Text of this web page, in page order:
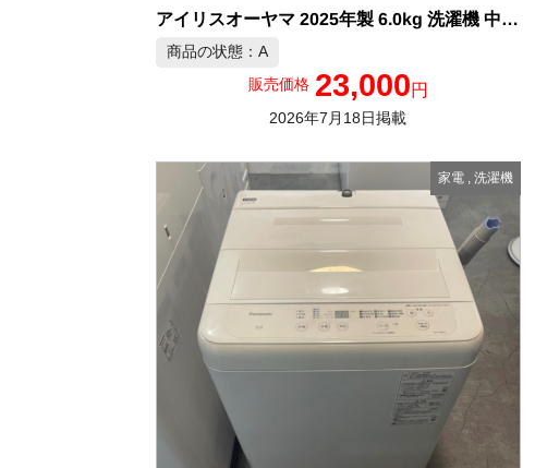
アイリスオーヤマ 2025年製 6.0kg 洗濯機 中古品販売
商品の状態：A
販売価格 23,000円
2026年7月18日掲載
家電, 洗濯機